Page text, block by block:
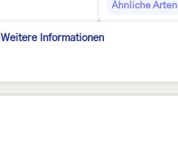
Ähnliche Arten
Weitere Informationen